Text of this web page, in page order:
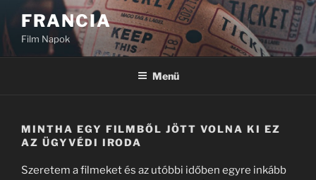
Tartalomhoz
FRANCIA
Film Napok
Menü
MINTHA EGY FILMBŐL JÖTT VOLNA KI EZ
AZ ÜGYVÉDI IRODA
Szeretem a filmeket és az utóbbi időben egyre inkább